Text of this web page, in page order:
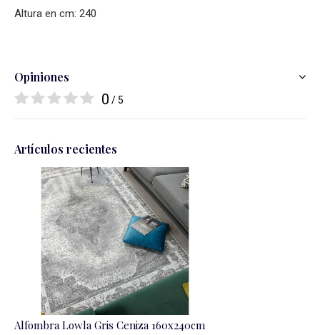
Altura en cm: 240
Opiniones
0 / 5
Artículos recientes
Alfombra Lowla Gris Ceniza 160x240cm